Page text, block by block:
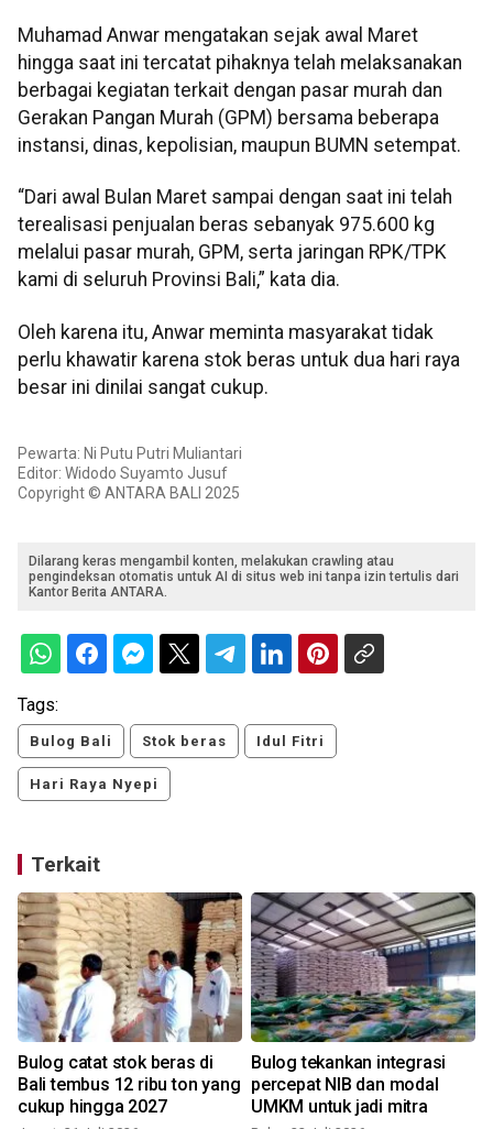
Muhamad Anwar mengatakan sejak awal Maret
hingga saat ini tercatat pihaknya telah melaksanakan
berbagai kegiatan terkait dengan pasar murah dan
Gerakan Pangan Murah (GPM) bersama beberapa
instansi, dinas, kepolisian, maupun BUMN setempat.
“Dari awal Bulan Maret sampai dengan saat ini telah
terealisasi penjualan beras sebanyak 975.600 kg
melalui pasar murah, GPM, serta jaringan RPK/TPK
kami di seluruh Provinsi Bali,” kata dia.
Oleh karena itu, Anwar meminta masyarakat tidak
perlu khawatir karena stok beras untuk dua hari raya
besar ini dinilai sangat cukup.
Pewarta: Ni Putu Putri Muliantari
Editor: Widodo Suyamto Jusuf
Copyright © ANTARA BALI 2025
Dilarang keras mengambil konten, melakukan crawling atau
pengindeksan otomatis untuk AI di situs web ini tanpa izin tertulis dari
Kantor Berita ANTARA.
Tags:
Bulog Bali Stok beras Idul Fitri
Hari Raya Nyepi
Terkait
Bulog catat stok beras di
Bali tembus 12 ribu ton yang
cukup hingga 2027
Bulog tekankan integrasi
percepat NIB dan modal
UMKM untuk jadi mitra